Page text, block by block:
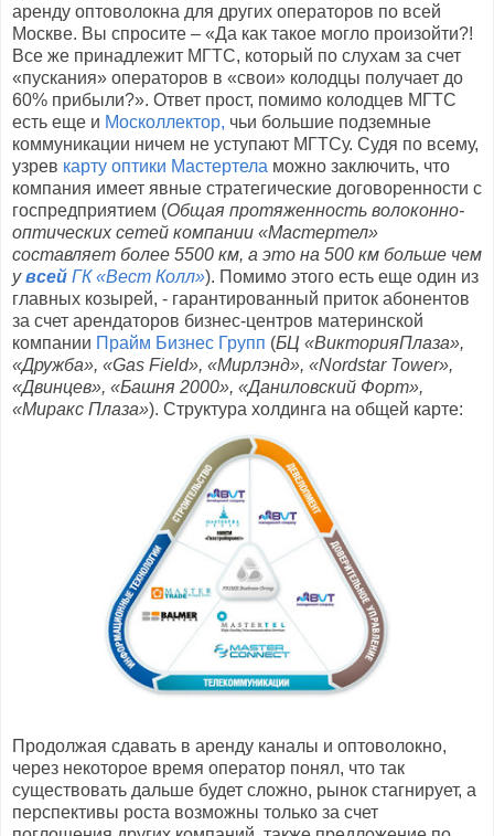
аренду оптоволокна для других операторов по всей
Москве. Вы спросите – «Да как такое могло произойти?!
Все же принадлежит МГТС, который по слухам за счет
«пускания» операторов в «свои» колодцы получает до
60% прибыли?». Ответ прост, помимо колодцев МГТС
есть еще и Москоллектор, чьи большие подземные
коммуникации ничем не уступают МГТСу. Судя по всему,
узрев карту оптики Мастертела можно заключить, что
компания имеет явные стратегические договоренности с
госпредприятием (Общая протяженность волоконно-
оптических сетей компании «Мастертел»
составляет более 5500 км, а это на 500 км больше чем
увсей ГК «Вест Колл»). Помимо этого есть еще один из
главных козырей, - гарантированный приток абонентов
за счет арендаторов бизнес-центров материнской
компании Прайм Бизнес Групп (БЦ «ВикторияПлаза»,
«Дружба», «Gas Field», «Мирлэнд», «Nordstar Tower»,
«Двинцев», «Башня 2000», «Даниловский Форт»,
«Миракс Плаза»). Структура холдинга на общей карте:
Продолжая сдавать в аренду каналы и оптоволокно,
через некоторое время оператор понял, что так
существовать дальше будет сложно, рынок стагнирует, а
перспективы роста возможны только за счет